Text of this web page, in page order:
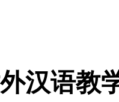
汉语教